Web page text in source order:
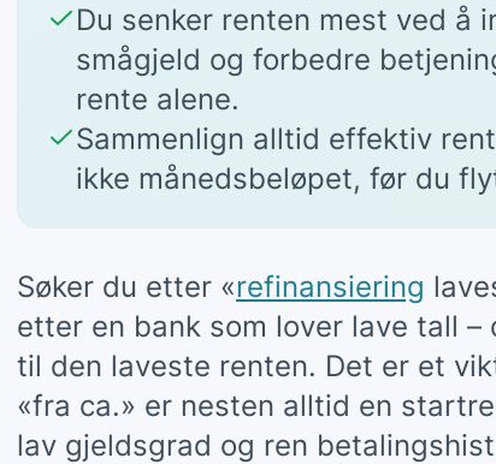
Du senker renten mest ved å
smågjeld og forbedre
rente alene.
Sammenlign alltid effektiv
ikke månedsbeløpet, før du
Søker du etter «refinansiering
etter en bank som lover lave tall
til den laveste renten. Det er et
«fra ca.» er nesten alltid en
lav gjeldsgrad og ren